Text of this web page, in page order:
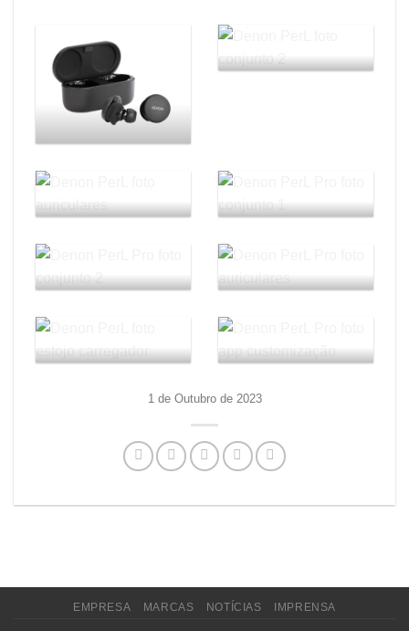
1 de Outubro de 2023
EMPRESA MARCAS NOTÍCIAS IMPRENSA